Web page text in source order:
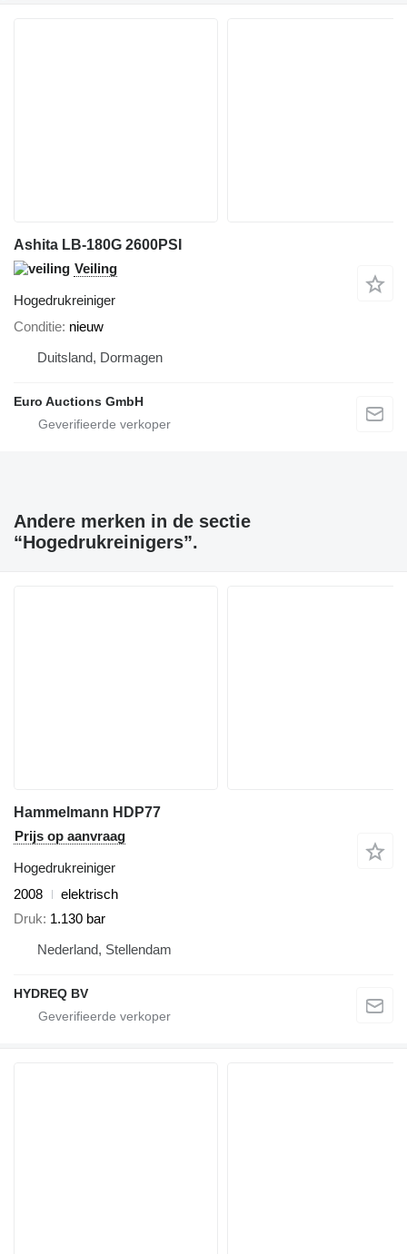
Ashita LB-180G 2600PSI
Veiling
Hogedrukreiniger
Conditie nieuw
Duitsland, Dormagen
Euro Auctions GmbH
Andere merken in de sectie
“Hogedrukreinigers”.
Hammelmann HDP77
Prijs op aanvraag
Hogedrukreiniger
2008
elektrisch
Druk 1.130 bar
Nederland, Stellendam
HYDREQ BV